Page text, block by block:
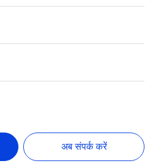
अब संपर्क करें